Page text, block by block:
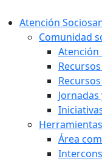
Atención
Comunidad
Atención
Área